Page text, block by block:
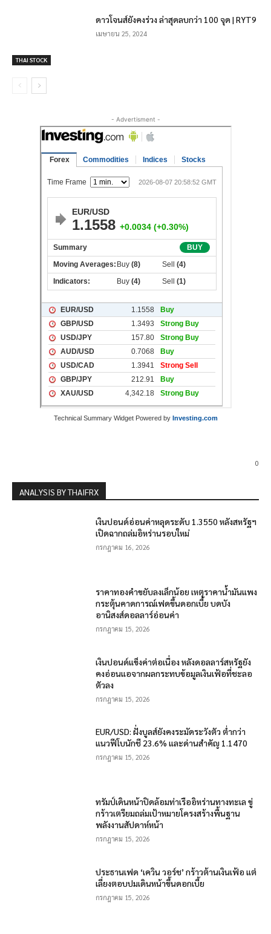
THAI STOCK
ดาวโจนส์ยังคงร่วง ล่าสุดลบกว่า 100 จุด | RYT9
เมษายน 25, 2024
- Advertisment -
Technical Summary Widget Powered by Investing.com
0
ANALYSIS BY THAIFRX
เงินปอนด์อ่อนค่าหลุดระดับ 1.3550 หลังสหรัฐฯ
เปิดฉากถล่มอิหร่านรอบใหม่
กรกฎาคม 16, 2026
ราคาทองคำขยับลงเล็กน้อย เหตุราคาน้ำมันแพง
กระตุ้นคาดการณ์เฟดขึ้นดอกเบี้ย บดบัง
อานิสงส์ดอลลาร์อ่อนค่า
กรกฎาคม 15, 2026
เงินปอนด์แข็งค่าต่อเนื่อง หลังดอลลาร์สหรัฐยัง
คงอ่อนแอจากผลกระทบข้อมูลเงินเฟ้อที่ชะลอ
ตัวลง
กรกฎาคม 15, 2026
EUR/USD: ฝั่งบูลส์ยังคงระมัดระวังตัว ต่ำกว่า
แนวฟีโบนักชี 23.6% และด่านสำคัญ 1.1470
กรกฎาคม 15, 2026
ทรัมป์เดินหน้าปิดล้อมท่าเรืออิหร่านทางทะเล ขู่
กร้าวเตรียมถล่มเป้าหมายโครงสร้างพื้นฐาน
พลังงานสัปดาห์หน้า
กรกฎาคม 15, 2026
ประธานเฟด ‘เควิน วอร์ช’ กร้าวต้านเงินเฟ้อ แต่
เลี่ยงตอบปมเดินหน้าขึ้นดอกเบี้ย
กรกฎาคม 15, 2026